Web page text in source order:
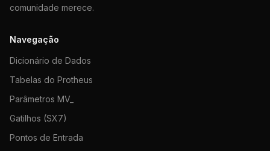
comunidade merece.
Navegação
Dicionário de Dados
Tabelas do Protheus
Parâmetros MV_
Gatilhos (SX7)
Pontos de Entrada